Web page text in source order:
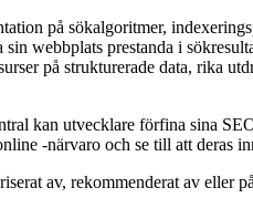
på sökalgoritmer,
webbplats prestanda i
på strukturerade data, rika
kan utvecklare förfina sina
-närvaro och se till att deras
av, rekommenderat av